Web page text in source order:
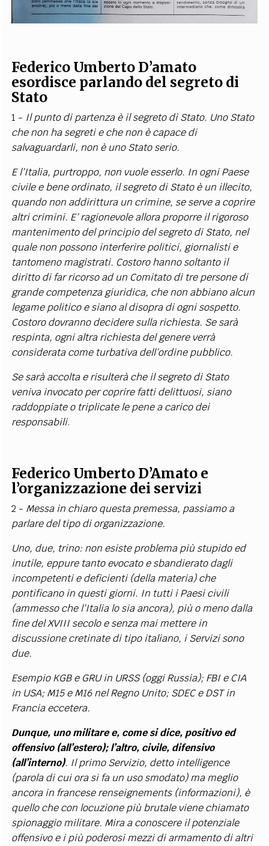
Federico Umberto D’amato
esordisce parlando del segreto di
Stato
1 - Il punto di partenza è il segreto di Stato. Uno Stato
che non ha segreti e che non è capace di
salvaguardarli, non è uno Stato serio.
E l’Italia, purtroppo, non vuole esserlo. In ogni Paese
civile e bene ordinato, il segreto di Stato è un illecito,
quando non addirittura un crimine, se serve a coprire
altri crimini. E’ ragionevole allora proporre il rigoroso
mantenimento del principio del segreto di Stato, nel
quale non possono interferire politici, giornalisti e
tantomeno magistrati. Costoro hanno soltanto il
diritto di far ricorso ad un Comitato di tre persone di
grande competenza giuridica, che non abbiano alcun
legame politico e siano al disopra di ogni sospetto.
Costoro dovranno decidere sulla richiesta. Se sarà
respinta, ogni altra richiesta del genere verrà
considerata come turbativa dell’ordine pubblico.
Se sarà accolta e risulterà che il segreto di Stato
veniva invocato per coprire fatti delittuosi, siano
raddoppiate o triplicate le pene a carico dei
responsabili.
Federico Umberto D’Amato e
l’organizzazione dei servizi
2 - Messa in chiaro questa premessa, passiamo a
parlare del tipo di organizzazione.
Uno, due, trino: non esiste problema più stupido ed
inutile, eppure tanto evocato e sbandierato dagli
incompetenti e deficienti (della materia) che
pontificano in questi giorni. In tutti i Paesi civili
(ammesso che l’Italia lo sia ancora), più o meno dalla
fine del XVIII secolo e senza mai mettere in
discussione cretinate di tipo italiano, i Servizi sono
due.
Esempio KGB e GRU in URSS (oggi Russia); FBI e CIA
in USA; M15 e M16 nel Regno Unito; SDEC e DST in
Francia eccetera.
Dunque, uno militare e, come si dice, positivo ed
offensivo (all’estero); l’altro, civile, difensivo
(all’interno). Il primo Servizio, detto intelligence
(parola di cui ora si fa un uso smodato) ma meglio
ancora in francese renseignements (informazioni), è
quello che con locuzione più brutale viene chiamato
spionaggio militare. Mira a conoscere il potenziale
offensivo e i più poderosi mezzi di armamento di altri